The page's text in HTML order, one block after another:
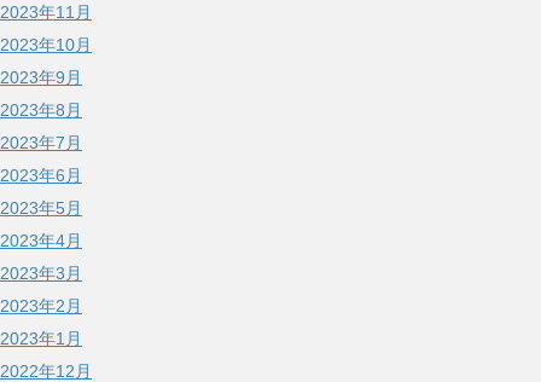
2023年11月
2023年10月
2023年9月
2023年8月
2023年7月
2023年6月
2023年5月
2023年4月
2023年3月
2023年2月
2023年1月
2022年12月